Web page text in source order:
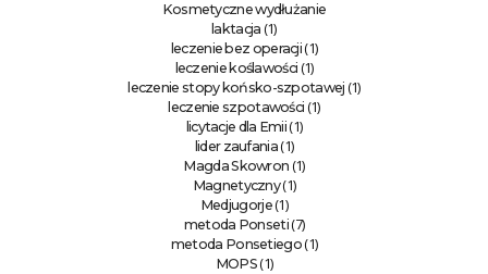
Kosmetyczne wydłużanie
laktacja (1)
leczenie bez operacji (1)
leczenie koślawości (1)
leczenie stopy końsko-szpotawej (1)
leczenie szpotawości (1)
licytacje dla Emii (1)
lider zaufania (1)
Magda Skowron (1)
Magnetyczny(1)
Medjugorje(1)
metoda Ponseti (7)
metoda Ponsetiego(1)
MOPS (1)